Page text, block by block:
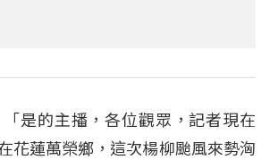
是的主播，各位觀眾，記者現在
花蓮萬榮鄉，這次楊柳颱風來勢洶